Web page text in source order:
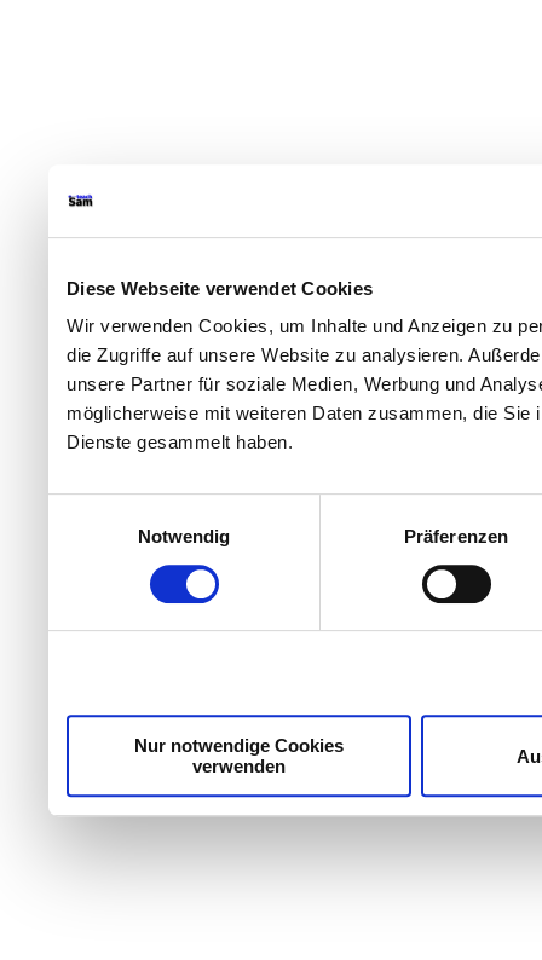
Diese Webseite verwendet Cookies
Wir verwenden Cookies, um Inhalte und Anzeigen zu
die Zugriffe auf unsere Website zu analysieren.
unsere Partner für soziale Medien, Werbung und
möglicherweise mit weiteren Daten zusammen, die
Dienste gesammelt haben.
Notwendig
Präferenzen
Nur notwendige Cookies
verwenden